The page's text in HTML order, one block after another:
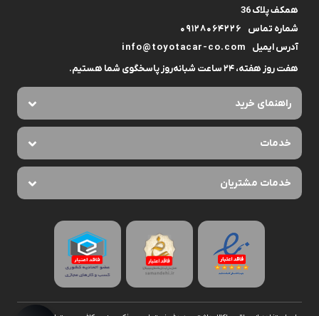
همکف پلاک 36
شماره تماس
09128064226
آدرس ایمیل
info@toyotacar-co.com
هفت روز هفته، ۲۴ ساعت شبانه‌روز پاسخگوی شما هستیم.
راهنمای خرید
خدمات
خدمات مشتریان